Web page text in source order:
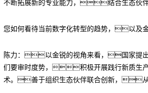
不断拓展新的专业能力，结合生态伙
您如何看待当前数字化转型的趋势，以及
陈力：以金锐的视角来看，国家提
们要审时度势，积极开展践行新质
术。善于组织生态伙伴联合创新，